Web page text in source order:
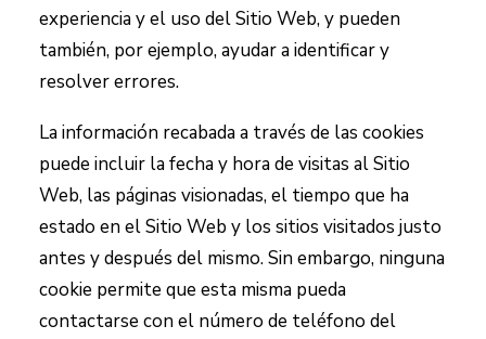
experiencia y el uso del Sitio Web, y pueden
también, por ejemplo, ayudar a identificar y
resolver errores.
La información recabada a través de las cookies
puede incluir la fecha y hora de visitas al Sitio
Web, las páginas visionadas, el tiempo que ha
estado en el Sitio Web y los sitios visitados justo
antes y después del mismo. Sin embargo, ninguna
cookie permite que esta misma pueda
contactarse con el número de teléfono del